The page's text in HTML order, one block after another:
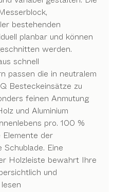
bestehenden
planbar und können
werden.
schnell
passen die in neutralem
Besteckeinsätze zu
feinen Anmutung
und Aluminium
pro. 100 %
Elemente der
Schublade. Eine
Holzleiste bewahrt Ihre
und